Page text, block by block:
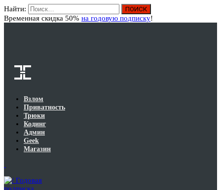
Найти:
Временная скидка 50% на годовую подписку!
Взлом
Приватность
Трюки
Кодинг
Админ
Geek
Магазин
Годовая